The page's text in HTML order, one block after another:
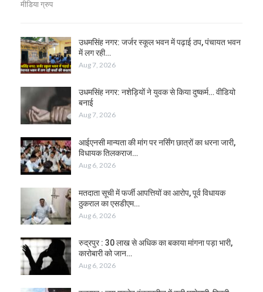
मीडिया ग्रुप
उधमसिंह नगर: जर्जर स्कूल भवन में पढ़ाई ठप, पंचायत भवन
में लग रही…
Aug 7, 2026
उधमसिंह नगर: नशेड़ियों ने युवक से किया दुष्कर्म… वीडियो
बनाई
Aug 7, 2026
आईएनसी मान्यता की मांग पर नर्सिंग छात्रों का धरना जारी,
विधायक तिलकराज…
Aug 6, 2026
मतदाता सूची में फर्जी आपत्तियों का आरोप, पूर्व विधायक
ठुकराल का एसडीएम…
Aug 6, 2026
रुद्रपुर : 30 लाख से अधिक का बकाया मांगना पड़ा भारी,
कारोबारी को जान…
Aug 6, 2026